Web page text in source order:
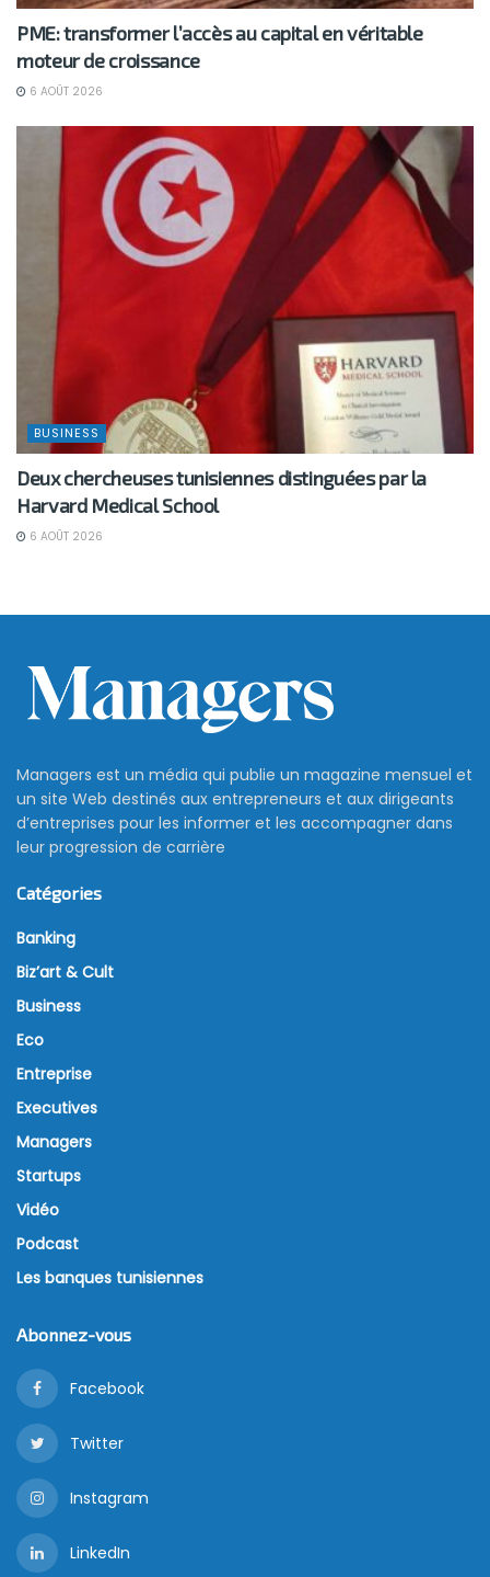
PME: transformer l’accès au capital en véritable
moteur de croissance
6 AOÛT 2026
BUSINESS
Deux chercheuses tunisiennes distinguées par la
Harvard Medical School
6 AOÛT 2026
Managers est un média qui publie un magazine mensuel et
un site Web destinés aux entrepreneurs et aux dirigeants
d’entreprises pour les informer et les accompagner dans
leur progression de carrière
Catégories
Banking
Biz’art & Cult
Business
Eco
Entreprise
Executives
Managers
Startups
Vidéo
Podcast
Les banques tunisiennes
Abonnez-vous
Facebook
Twitter
Instagram
LinkedIn